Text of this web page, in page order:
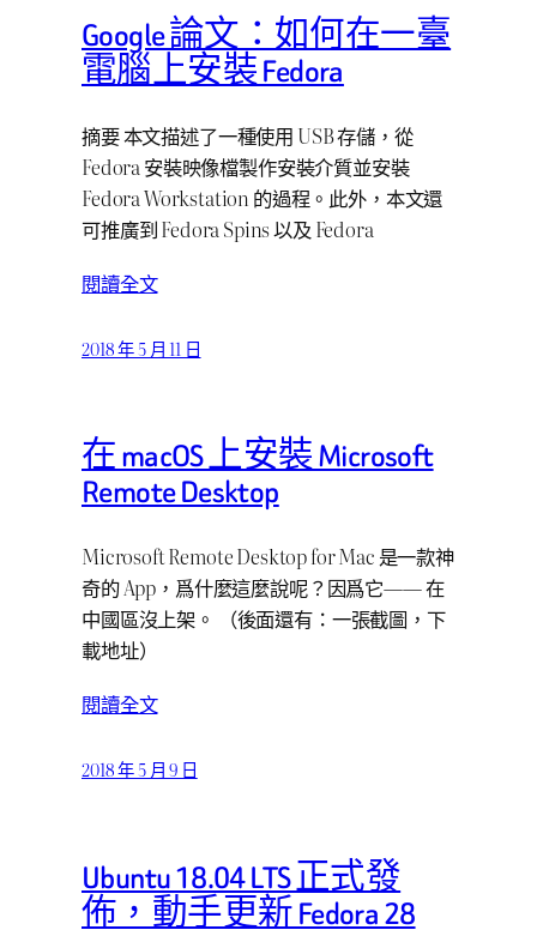
Google 論文：如何在一臺
電腦上安裝 Fedora
摘要 本文描述了一種使用 USB 存儲，從
Fedora 安裝映像檔製作安裝介質並安裝
Fedora Workstation 的過程。此外，本文還
可推廣到 Fedora Spins 以及 Fedora
閱讀全文
2018 年 5 月 11 日
在 macOS 上安裝 Microsoft
Remote Desktop
Microsoft Remote Desktop for Mac 是一款神
奇的 App，爲什麼這麼說呢？因爲它—— 在
中國區沒上架。 （後面還有：一張截圖，下
載地址）
閱讀全文
2018 年 5 月 9 日
Ubuntu 18.04 LTS 正式發
佈，動手更新 Fedora 28